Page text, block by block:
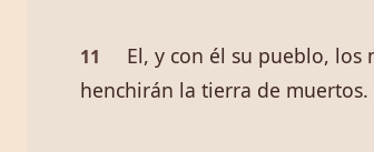
11
El, y con él su pueblo, los
henchirán la tierra de muertos.